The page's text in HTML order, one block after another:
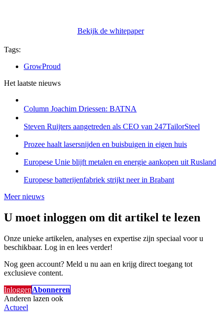
Bekijk de whitepaper
Tags:
GrowProud
Het laatste nieuws
Column Joachim Driessen: BATNA
Steven Ruijters aangetreden als CEO van 247TailorSteel
Prozee haalt lasersnijden en buisbuigen in eigen huis
Europese Unie blijft metalen en energie aankopen uit Rusland
Europese batterijenfabriek strijkt neer in Brabant
Meer nieuws
U moet inloggen om dit artikel te lezen
Onze unieke artikelen, analyses en expertise zijn speciaal voor u
beschikbaar. Log in en lees verder!
Nog geen account? Meld u nu aan en krijg direct toegang tot
exclusieve content.
InloggenAbonneren
Anderen lazen ook
Actueel